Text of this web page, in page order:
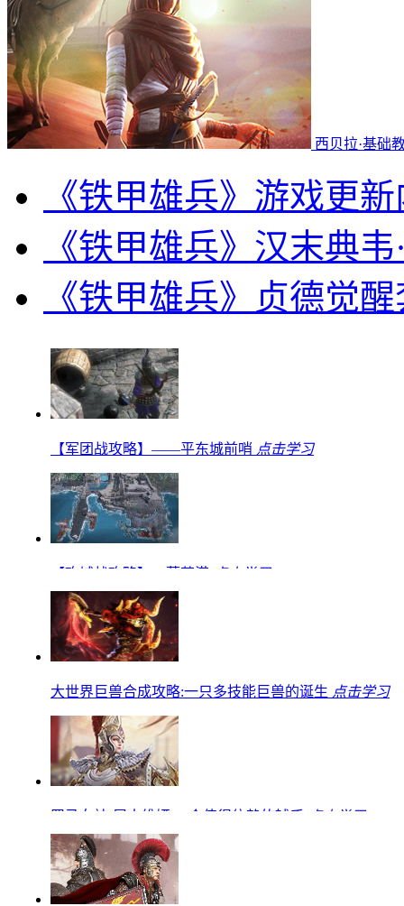
西贝拉·基础
《铁甲雄兵》游戏更
《铁甲雄兵》汉末典
《铁甲雄兵》贞德觉